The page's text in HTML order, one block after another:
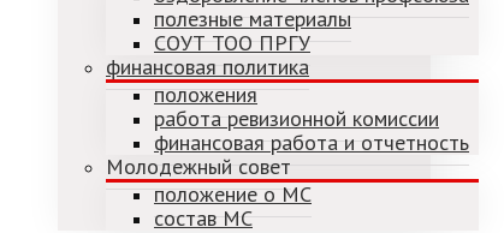
полезные материалы
СОУТ ТОО ПРГУ
финансовая политика
положения
работа ревизионной комиссии
финансовая работа и отчетность
Молодежный совет
положение о МС
состав МС